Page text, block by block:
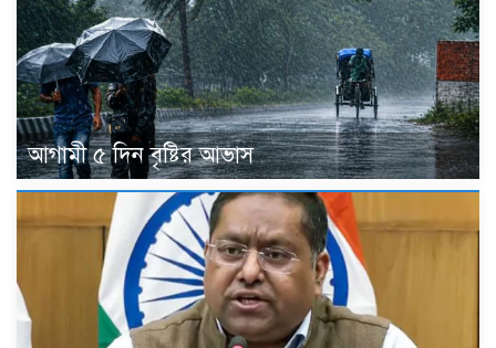
আগামী ৫ দিন বৃষ্টির আভাস